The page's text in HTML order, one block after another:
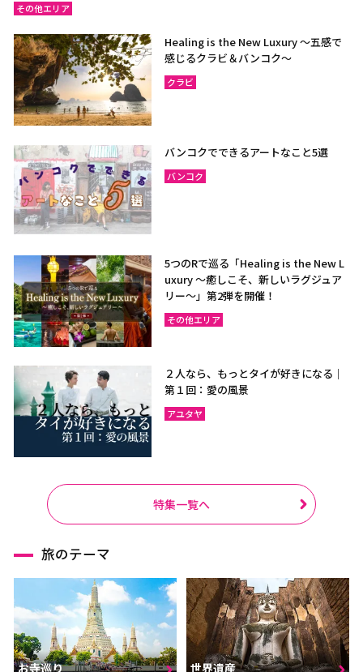
その他エリア
Healing is the New Luxury ～五感で
感じるクラビ＆バンコク～
クラビ
バンコクでできるアートなこと5選
バンコク
5つのRで巡る「Healing is the New L
uxury ～癒しこそ、新しいラグジュア
リー〜」第2弾を開催！
その他エリア
２人なら、もっとタイが好きになる｜
第１回：愛の風景
アユタヤ
特集一覧へ
旅のテーマ
お寺巡り 世界遺産